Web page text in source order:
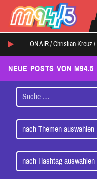
ON AIR / Christian Kreuz /
NEUE POSTS VON M94.5